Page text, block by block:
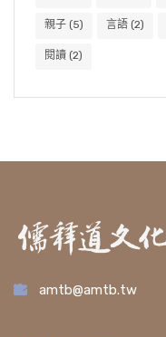
親子 (5) 言語 (2)
閱讀 (2)
amtb@amtb.tw